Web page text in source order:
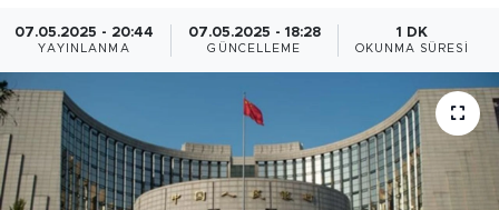
07.05.2025 - 20:44
YAYINLANMA
07.05.2025 - 18:28
GÜNCELLEME
1 DK
OKUNMA SÜRESI
Yaşam
Çin Fuarları
Gündem